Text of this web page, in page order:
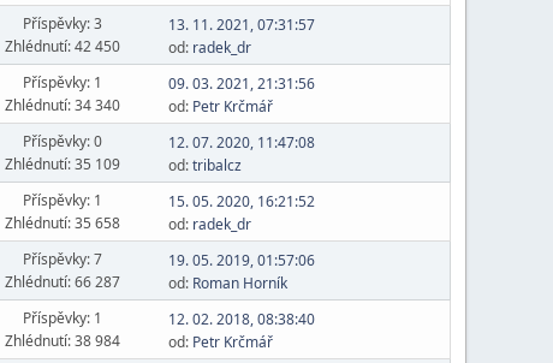
Příspěvky: 3
Zhlédnutí: 42 450
13. 11. 2021, 07:31:57
od: radek_dr
Příspěvky: 1
Zhlédnutí: 34 340
09. 03. 2021, 21:31:56
od: Petr Krčmář
Příspěvky: 0
Zhlédnutí: 35 109
12. 07. 2020, 11:47:08
od:tribalcz
Příspěvky: 1
Zhlédnutí: 35 658
15. 05. 2020, 16:21:52
od: radek_dr
Příspěvky: 7
Zhlédnutí: 66 287
19. 05. 2019, 01:57:06
od: Roman Horník
Příspěvky: 1
Zhlédnutí: 38 984
12. 02. 2018, 08:38:40
od: Petr Krčmář